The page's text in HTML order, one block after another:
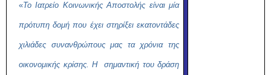
«Το Ιατρείο Κοινωνικής Αποστολής είναι μία
πρότυπη δομή που έχει στηρίξει εκατοντάδες
χιλιάδες συνανθρώπους μας τα χρόνια της
οικονομικής κρίσης. Η σημαντική του δράση